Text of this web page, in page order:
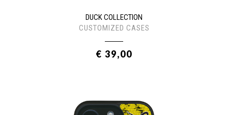
DUCK COLLECTION
CUSTOMIZED CASES
€ 39,00